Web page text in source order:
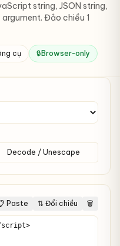
string, JSON string,
Đảo chiều 1
cụ 🔒 Browser-only
Decode / Unescape
Paste ⇅ Đổi chiều 🗑